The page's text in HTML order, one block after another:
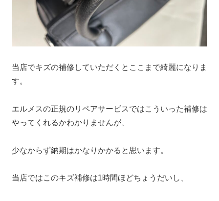
当店でキズの補修していただくとここまで綺麗になりま
す。
エルメスの正規のリペアサービスではこういった補修は
やってくれるかわかりませんが、
少なからず納期はかなりかかると思います。
当店ではこのキズ補修は1時間ほどちょうだいし、